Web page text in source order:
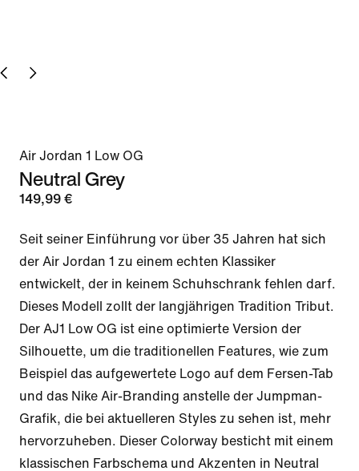
Air Jordan 1 Low OG
Neutral Grey
149,99 €
Seit seiner Einführung vor über 35 Jahren hat sich
der Air Jordan 1 zu einem echten Klassiker
entwickelt, der in keinem Schuhschrank fehlen darf.
Dieses Modell zollt der langjährigen Tradition Tribut.
Der AJ1 Low OG ist eine optimierte Version der
Silhouette, um die traditionellen Features, wie zum
Beispiel das aufgewertete Logo auf dem Fersen-Tab
und das Nike Air-Branding anstelle der Jumpman-
Grafik, die bei aktuelleren Styles zu sehen ist, mehr
hervorzuheben. Dieser Colorway besticht mit einem
klassischen Farbschema und Akzenten in Neutral